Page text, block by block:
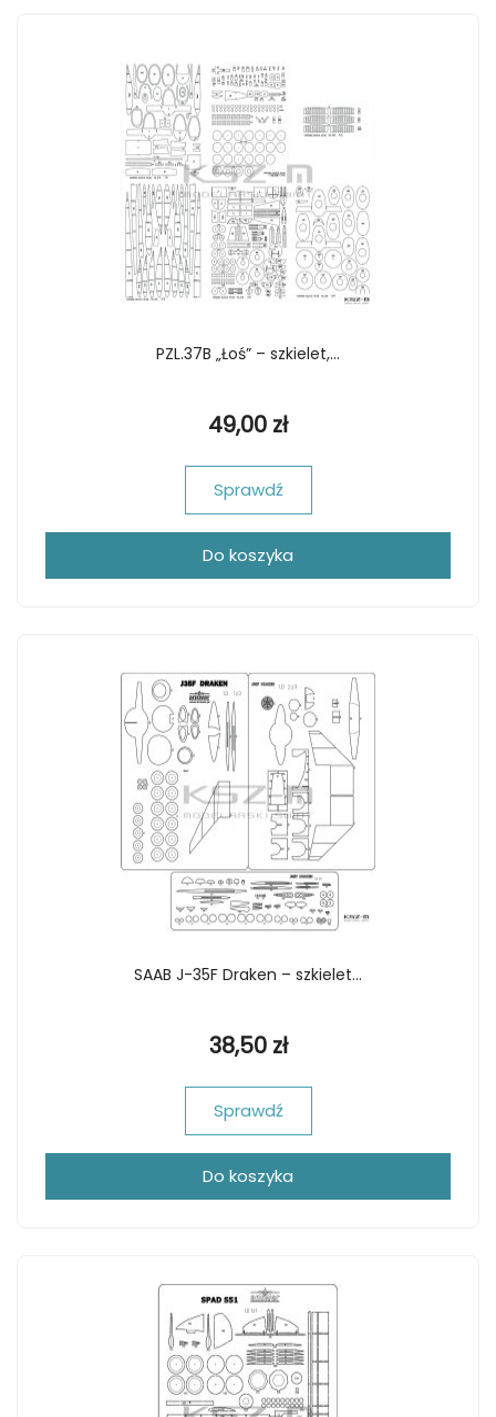
PZL.37B „Łoś” – szkielet,...
49,00 zł
Sprawdź
Do koszyka
SAAB J-35F Draken – szkielet...
38,50 zł
Sprawdź
Do koszyka